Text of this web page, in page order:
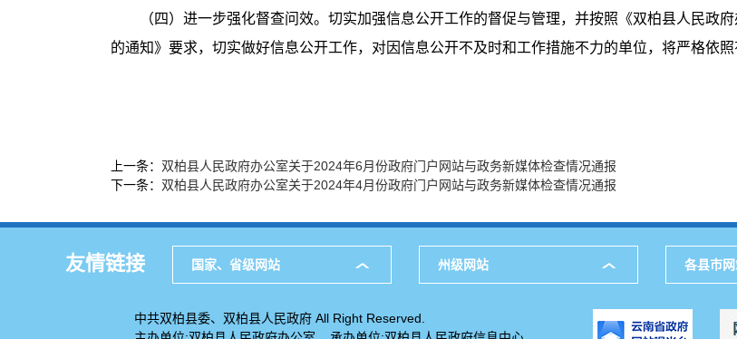
（四）进一步强化督查问效。切实加强信息公开工作的督促与管理，并按照《双柏县人民政
的通知》要求，切实做好信息公开工作，对因信息公开不及时和工作措施不力的单位，将严格依
上一条： 双柏县人民政府办公室关于2024年6月份政府门户网站与政务新媒体检查情况通报
下一条： 双柏县人民政府办公室关于2024年4月份政府门户网站与政务新媒体检查情况通报
友情链接 国家、省级网站 州级网站 各县市
中共双柏县委、双柏县人民政府 All Right Reserved.